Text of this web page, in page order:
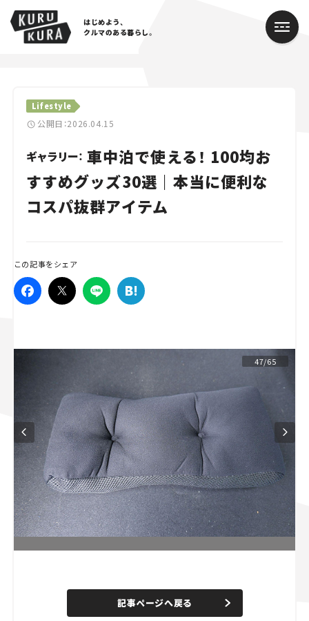
はじめよう、
クルマのある暮らし。
Lifestyle
公開日：2026.04.15
ギャラリー： 車中泊で使える！ 100均お
すすめグッズ30選｜本当に便利な
コスパ抜群アイテム
この記事をシェア
47/65
n
e
d
記事ページへ戻る
Cars
Lifestyle
Traffic
Special
Campaign
人気のハッシュタグ